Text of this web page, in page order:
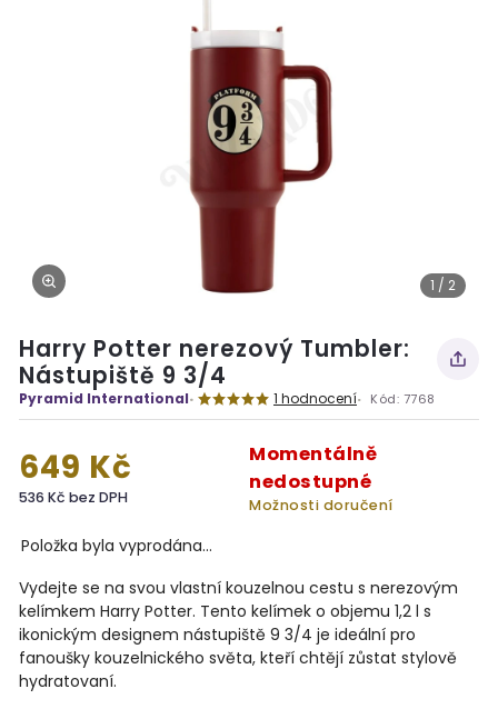
1 / 2
Harry Potter nerezový Tumbler:
Nástupiště 9 3/4
Pyramid International 1 hodnocení Kód: 7768
649 Kč
536 Kč bez DPH
Momentálně
nedostupné
Možnosti doručení
Položka byla vyprodána…
Vydejte se na svou vlastní kouzelnou cestu s nerezovým
kelímkem Harry Potter. Tento kelímek o objemu 1,2 l s
ikonickým designem nástupiště 9 3/4 je ideální pro
fanoušky kouzelnického světa, kteří chtějí zůstat stylově
hydratovaní.